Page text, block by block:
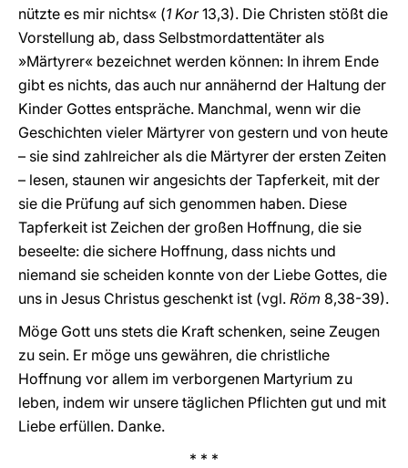
nützte es mir nichts« (1 Kor13,3). Die Christen stößt die
Vorstellung ab, dass Selbstmordattentäter als
»Märtyrer« bezeichnet werden können: In ihrem Ende
gibt es nichts, das auch nur annähernd der Haltung der
Kinder Gottes entspräche. Manchmal, wenn wir die
Geschichten vieler Märtyrer von gestern und von heute
– sie sind zahlreicher als die Märtyrer der ersten Zeiten
– lesen, staunen wir angesichts der Tapferkeit, mit der
sie die Prüfung auf sich genommen haben. Diese
Tapferkeit ist Zeichen der großen Hoffnung, die sie
beseelte: die sichere Hoffnung, dass nichts und
niemand sie scheiden konnte von der Liebe Gottes, die
uns in Jesus Christus geschenkt ist (vgl. Röm 8,38-39).
Möge Gott uns stets die Kraft schenken, seine Zeugen
zu sein. Er möge uns gewähren, die christliche
Hoffnung vor allem im verborgenen Martyrium zu
leben, indem wir unsere täglichen Pflichten gut und mit
Liebe erfüllen. Danke.
* * *